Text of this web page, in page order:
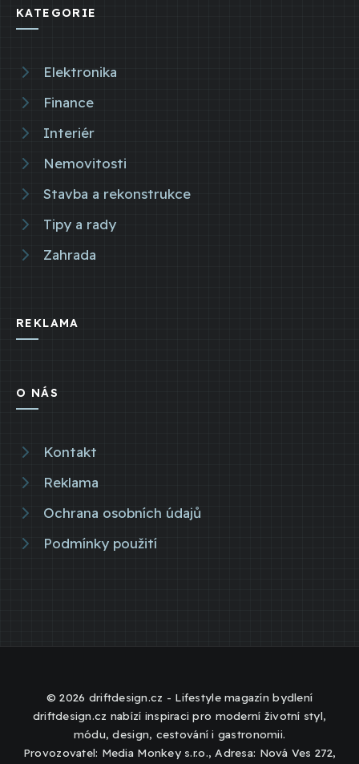
KATEGORIE
Elektronika
Finance
Interiér
Nemovitosti
Stavba a rekonstrukce
Tipy a rady
Zahrada
REKLAMA
O NÁS
Kontakt
Reklama
Ochrana osobních údajů
Podmínky použití
© 2026 driftdesign.cz - Lifestyle magazín bydlení
driftdesign.cz nabízí inspiraci pro moderní životní styl,
módu, design, cestování i gastronomii.
Provozovatel: Media Monkey s.r.o., Adresa: Nová Ves 272,